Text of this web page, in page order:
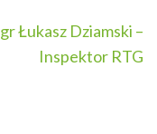
Łukasz Dziamski –
Inspektor RTG